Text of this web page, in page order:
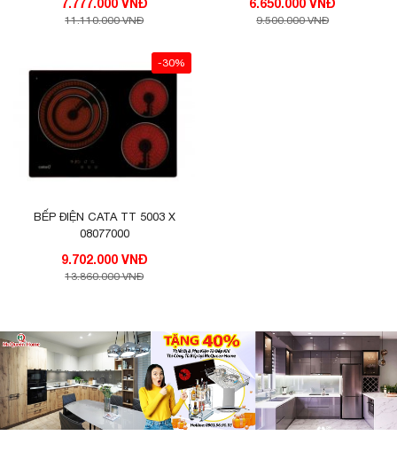
7.777.000 VNĐ
11.110.000 VNĐ
6.650.000 VNĐ
9.500.000 VNĐ
-30%
BẾP ĐIỆN CATA TT 5003 X
08077000
9.702.000 VNĐ
13.860.000 VNĐ